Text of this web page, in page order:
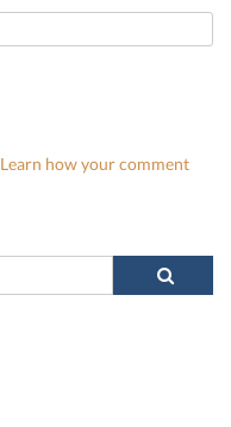
Learn how your comment